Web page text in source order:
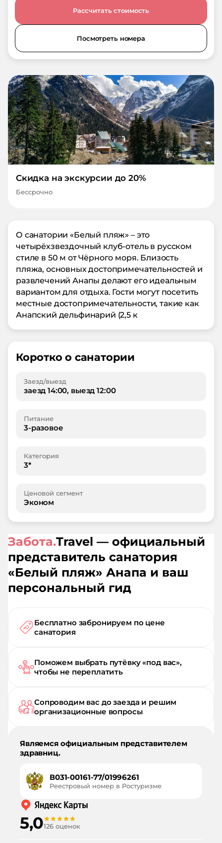
Рассчитать стоимость
Посмотреть номера
Скидка на экскурсии до 20%
Бессрочно
О санатории «Белый пляж» – это
четырёхзвездочный клуб-отель в русском
стиле в 50 м от Чёрного моря. Близость
пляжа, основных достопримечательностей и
развлечений Анапы делают его идеальным
вариантом для отдыха. Гости могут посетить
местные достопримечательности, такие как
Анапский дельфинарий (2,5 к
Коротко о санатории
Заезд/выезд
заезд 14:00, выезд 12:00
Питание
3-разовое
Категория
3*
Ценовой сегмент
Эконом
Забота.Travel — официальный
представитель санатория
«Белый пляж» Анапа и ваш
персональный гид
Бесплатно забронируем по цене
санатория
Поможем выбрать путёвку «под вас»,
чтобы не переплатить
Сопроводим вас до заезда и решим
организационные вопросы
Являемся официальным представителем
здравниц.
В031-00161-77/01996261
Реестровый номер в Ростуризме
5,0126 оценок